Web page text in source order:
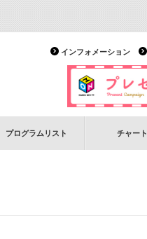
インフォメーション
プログラムリスト チャート